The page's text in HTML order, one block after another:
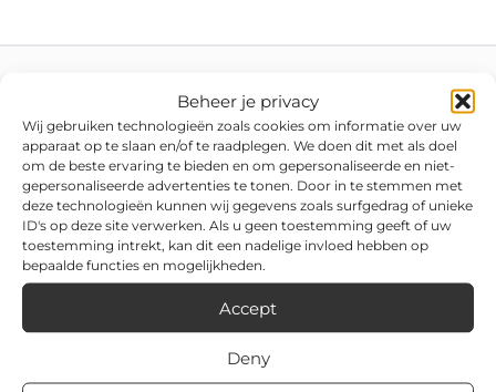
Beheer je privacy
Wij gebruiken technologieën zoals cookies om informatie over uw
apparaat op te slaan en/of te raadplegen. We doen dit met als doel
om de beste ervaring te bieden en om gepersonaliseerde en niet-
gepersonaliseerde advertenties te tonen. Door in te stemmen met
deze technologieën kunnen wij gegevens zoals surfgedrag of unieke
ID's op deze site verwerken. Als u geen toestemming geeft of uw
toestemming intrekt, kan dit een nadelige invloed hebben op
bepaalde functies en mogelijkheden.
Accept
Deny